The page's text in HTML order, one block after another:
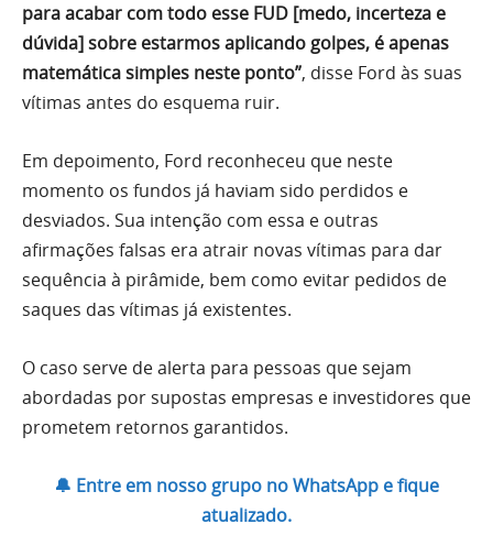
para acabar com todo esse FUD [medo, incerteza e
dúvida] sobre estarmos aplicando golpes, é apenas
matemática simples neste ponto”, disse Ford às suas
vítimas antes do esquema ruir.
Em depoimento, Ford reconheceu que neste
momento os fundos já haviam sido perdidos e
desviados. Sua intenção com essa e outras
afirmações falsas era atrair novas vítimas para dar
sequência à pirâmide, bem como evitar pedidos de
saques das vítimas já existentes.
O caso serve de alerta para pessoas que sejam
abordadas por supostas empresas e investidores que
prometem retornos garantidos.
🔔 Entre em nosso grupo no WhatsApp e fique
atualizado.